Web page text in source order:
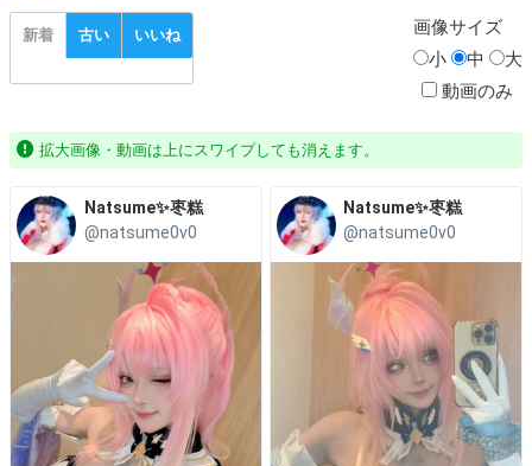
新着 古い いいね 画像サイズ
小
中
大
動画のみ
拡大画像・動画は上にスワイプしても消えます。
Natsume✨枣糕
@natsume0v0
Natsume✨枣糕
@natsume0v0